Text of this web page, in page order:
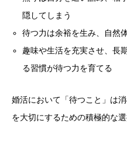
隠してしまう
待つ力は余裕を生み、自然
趣味や生活を充実させ、長
る習慣が待つ力を育てる
婚活において「待つこと」は
を大切にするための積極的な選